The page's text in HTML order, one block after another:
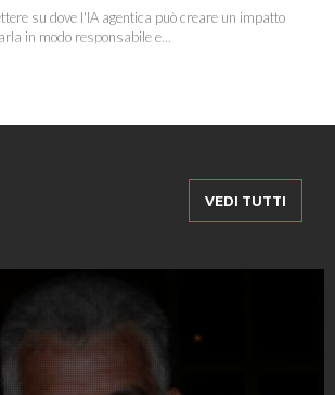
su dove l'IA agentica può creare un impatto
in modo responsabile e...
VEDI TUTTI